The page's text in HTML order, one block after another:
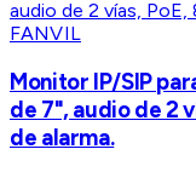
FANVIL
Monitor IP/SIP
de 7", audio de 2
de alarma.